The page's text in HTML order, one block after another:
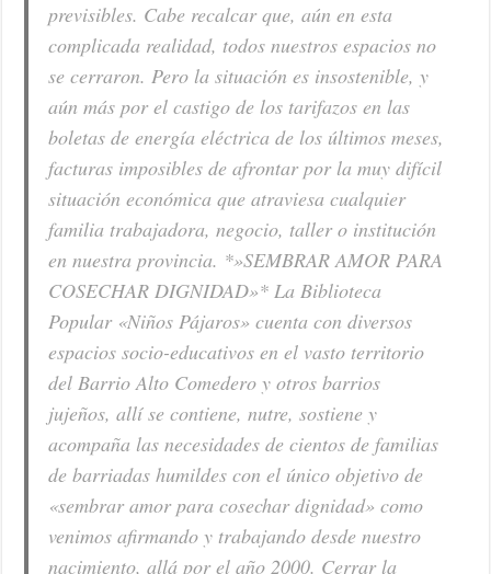
previsibles. Cabe recalcar que, aún en esta
complicada realidad, todos nuestros espacios no
se cerraron. Pero la situación es insostenible, y
aún más por el castigo de los tarifazos en las
boletas de energía eléctrica de los últimos meses,
facturas imposibles de afrontar por la muy difícil
situación económica que atraviesa cualquier
familia trabajadora, negocio, taller o institución
en nuestra provincia. *»SEMBRAR AMOR PARA
COSECHAR DIGNIDAD»* La Biblioteca
Popular «Niños Pájaros» cuenta con diversos
espacios socio-educativos en el vasto territorio
del Barrio Alto Comedero y otros barrios
jujeños, allí se contiene, nutre, sostiene y
acompaña las necesidades de cientos de familias
de barriadas humildes con el único objetivo de
«sembrar amor para cosechar dignidad» como
venimos afirmando y trabajando desde nuestro
nacimiento, allá por el año 2000. Cerrar la